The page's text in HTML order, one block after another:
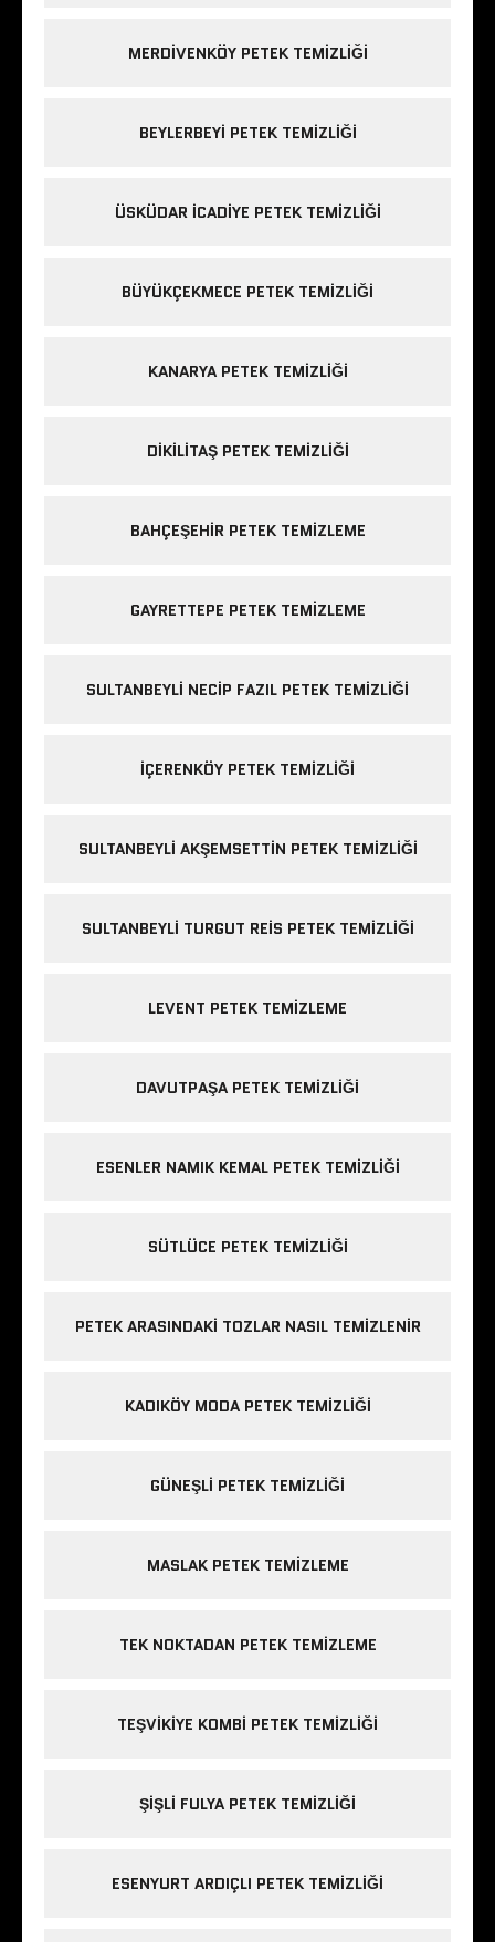
MERDIVENKÖY PETEK TEMIZLIĞI
BEYLERBEYI PETEK TEMIZLIĞI
ÜSKÜDAR ICADIYE PETEK TEMIZLIĞI
BÜYÜKÇEKMECE PETEK TEMIZLIĞI
KANARYA PETEK TEMIZLIĞI
DIKILITAŞ PETEK TEMIZLIĞI
BAHÇEŞEHIR PETEK TEMIZLEME
GAYRETTEPE PETEK TEMIZLEME
SULTANBEYLI NECIP FAZIL PETEK TEMIZLIĞI
IÇERENKÖY PETEK TEMIZLIĞI
SULTANBEYLI AKŞEMSETTIN PETEK TEMIZLIĞI
SULTANBEYLI TURGUT REIS PETEK TEMIZLIĞI
LEVENT PETEK TEMIZLEME
DAVUTPAŞA PETEK TEMIZLIĞI
ESENLER NAMIK KEMAL PETEK TEMIZLIĞI
SÜTLÜCE PETEK TEMIZLIĞI
PETEK ARASINDAKI TOZLAR NASIL TEMIZLENIR
KADIKÖY MODA PETEK TEMIZLIĞI
GÜNEŞLI PETEK TEMIZLIĞI
MASLAK PETEK TEMIZLEME
TEK NOKTADAN PETEK TEMIZLEME
TEŞVIKIYE KOMBI PETEK TEMIZLIĞI
ŞIŞLI FULYA PETEK TEMIZLIĞI
ESENYURT ARDIÇLI PETEK TEMIZLIĞI